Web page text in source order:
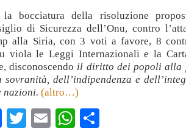
la bocciatura della risoluzione
di Sicurezza dell’Onu, contro
alla Siria, con 3 voti a favore, 8
viola le Leggi Internazionali e la
disconoscendo il diritto dei popoli alla
sovranità, dell’indipendenza e
nazioni. (altro…)
Facebook
TwitterEmailWhatsApp